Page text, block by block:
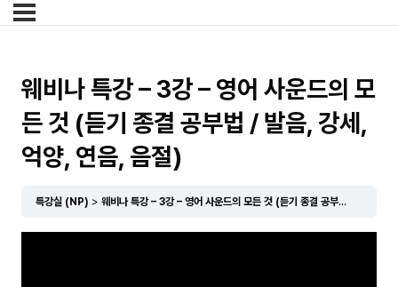
웨비나 특강 – 3강 – 영어 사운드의 모
든 것 (듣기 종결 공부법 / 발음, 강세,
억양, 연음, 음절)
특강실 (NP) 웨비나 특강 – 3강 – 영어 사운드의 모든 것 (듣기 종결 공부법 / 발음, 강세, 억양, 연음, 음절)